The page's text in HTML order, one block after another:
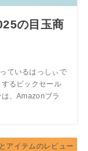
の目玉商
ているはっしぃで
るビックセール
、Amazonブラ
アイテムのレビュー